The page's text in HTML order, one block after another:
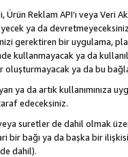
Reklam API’ı veya Veri
ya da
gerektiren bir uygulama,
kullanmayacak ya da
ya da bu
ya da artık kullanımınıza
edeceksiniz.
suretler de dahil olmak
bağı ya da başka bir
dahil).